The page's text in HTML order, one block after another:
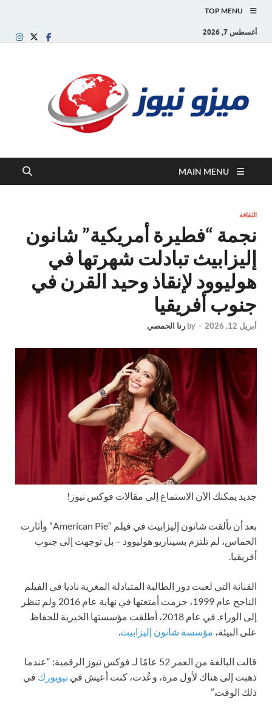
TOP MENU
أغسطس 7, 2026
MAIN MENU
الثقافة
نجمة “فطيرة أمريكية” شانون
إليزابيث تبادلت شهرتها في
هوليوود لإنقاذ وحيد القرن في
جنوب أفريقيا
أبريل 12, 2026 -
by رنا الحمصي
جديد يمكنك الآن الاستماع إلى مقالات فوكس نيوز!
بعد أن تألقت شانون إليزابيث في فيلم “American Pie” وأثارت
الحماس، لم تلتزم بسيناريو هوليوود – بل توجهت إلى جنوب
أفريقيا.
الفنانة التي لعبت دور الطالبة المتبادلة المغرية ناديا في الفيلم
الناجح عام 1999، حزمت أمتعتها في نهاية عام 2016 ولم تنظر
إلى الوراء. في عام 2018، أطلقت مؤسستها الخيرية للحفاظ
على البيئة، مؤسسة شانون إليزابيث.
قالت البالغة من العمر 52 عامًا لـ فوكس نيوز الرقمية: “عندما
ذهبت إلى هناك لأول مرة، وعُدت، كنت أعيش في نيويورك في
ذلك الوقت.”